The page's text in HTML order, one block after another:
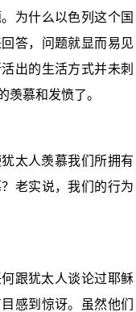
为什么以色列这个国
答，问题就显而易见
出的生活方式并未刺
羡慕和发愤了。
太人羡慕我们所拥有
老实说，我们的行为
跟犹太人谈论过耶稣
感到惊讶。虽然他们